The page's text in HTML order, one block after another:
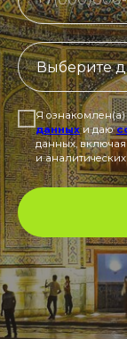
Я
данныхи даю
данных,
и